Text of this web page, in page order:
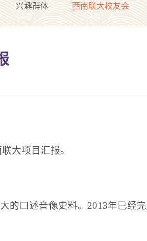
兴趣群体 西南联大校友会
大项目汇报。
的口述音像史料。 2013年已经